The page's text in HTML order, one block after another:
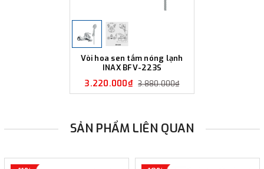
Vòi hoa sen tắm nóng lạnh
INAX BFV-223S
3.220.000₫ 3.880.000₫
SẢN PHẨM LIÊN QUAN